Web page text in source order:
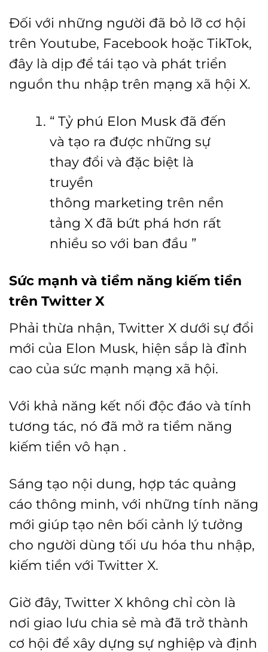
Đối với những người đã bỏ lỡ cơ hội
trên Youtube, Facebook hoặc TikTok,
đây là dịp để tái tạo và phát triển
nguồn thu nhập trên mạng xã hội X.
“Tỷ phú Elon Musk đã đến
và tạo ra được những sự
thay đổi và đặc biệt là
truyền
thông marketing trên nền
tảng X đã bứt phá hơn rất
nhiều so với ban đầu ”
Sức mạnh và tiềm năng kiếm tiền
trên Twitter X
Phải thừa nhận, Twitter X dưới sự đổi
mới của Elon Musk, hiện sắp là đỉnh
cao của sức mạnh mạng xã hội.
Với khả năng kết nối độc đáo và tính
tương tác, nó đã mở ra tiềm năng
kiếm tiền vô hạn .
Sáng tạo nội dung, hợp tác quảng
cáo thông minh, với những tính năng
mới giúp tạo nên bối cảnh lý tưởng
cho người dùng tối ưu hóa thu nhập,
kiếm tiền với Twitter X.
Giờ đây, Twitter X không chỉ còn là
nơi giao lưu chia sẻ mà đã trở thành
cơ hội để xây dựng sự nghiệp và định